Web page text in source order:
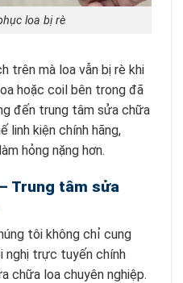
loa bị rè
trên mà loa vẫn bị rè khi
hoặc coil bên trong đã
đến trung tâm sửa chữa
linh kiện chính hãng,
hỏng nặng hơn.
Trung tâm sửa
tôi không chỉ cung
nghị trực tuyến chính
chữa loa chuyên nghiệp.